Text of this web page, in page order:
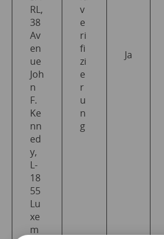
RL,
38
Av
en
ue
Joh
n
F.
Ke
nn
ed
y,
L-
18
55
Lu
xe
m
v
e
ri
fi
zi
e
r
u
n
g
Ja